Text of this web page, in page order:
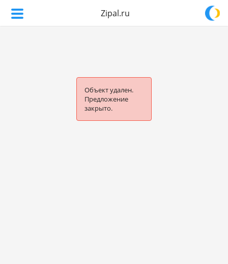
Zipal.ru
Объект удален.
Предложение
закрыто.